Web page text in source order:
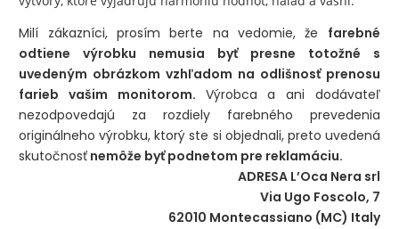
Milí zákazníci, prosím berte na vedomie, že farebné
odtiene výrobku nemusia byť presne totožné s
uvedeným obrázkom vzhľadom na odlišnosť prenosu
farieb vašim monitorom. Výrobca a ani dodávateľ
nezodpovedajú za rozdiely farebného prevedenia
originálneho výrobku, ktorý ste si objednali, preto uvedená
skutočnosť nemôže byť podnetom pre reklamáciu.
ADRESA L’Oca Nera srl
Via Ugo Foscolo, 7
62010 Montecassiano (MC) Italy